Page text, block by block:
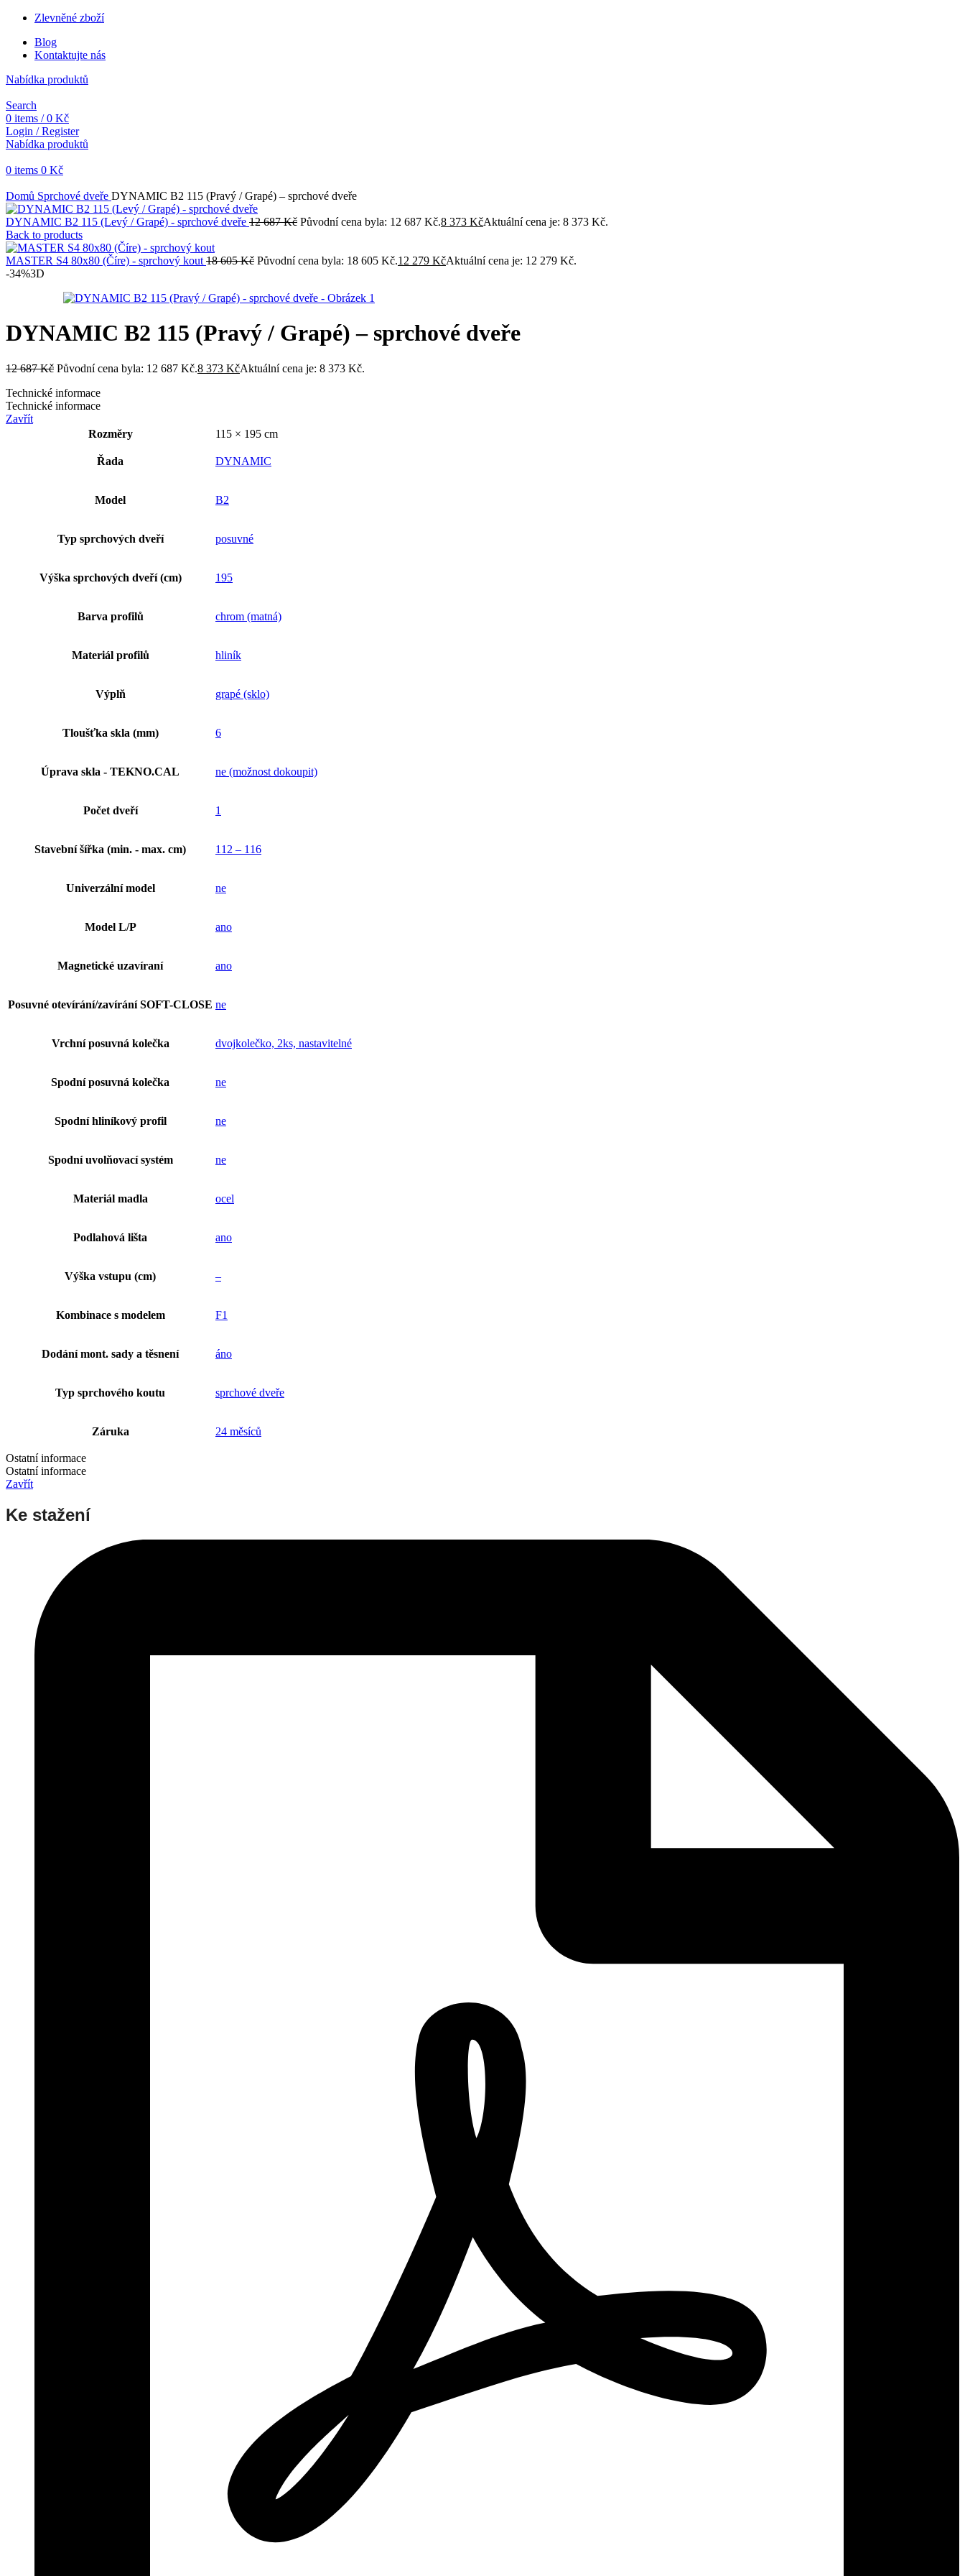
Zlevněné zboží
Blog
Kontaktujte nás
Nabídka produktů
Search
0 items / 0 Kč
Login / Register
Nabídka produktů
0 items 0 Kč
Domů Sprchové dveře DYNAMIC B2 115 (Pravý / Grapé) – sprchové dveře
DYNAMIC B2 115 (Levý / Grapé) - sprchové dveře 12 687Kč Původní cena byla: 12 687 Kč.8 373 KčAktuální cena je: 8 373 Kč.
Back to products
MASTER S4 80x80 (Číre) - sprchový kout 18 605Kč Původní cena byla: 18 605 Kč.12 279 KčAktuální cena je: 12 279 Kč.
-34%3D
DYNAMIC B2 115 (Pravý / Grapé) – sprchové dveře
12 687Kč Původní cena byla: 12 687 Kč.8 373 KčAktuální cena je: 8 373 Kč.
Technické informace
Technické informace
Zavřít
Rozměry
115 × 195 cm
Řada DYNAMIC
Model B2
Typ sprchových dveří posuvné
Výška sprchových dveří (cm) 195
Barva profilů chrom (matná)
Materiál profilů hliník
Výplň grapé (sklo)
Tloušťka skla (mm) 6
Úprava skla - TEKNO.CAL ne (možnost dokoupit)
Počet dveří 1
Stavební šířka (min. - max. cm) 112 – 116
Univerzální model ne
Model L/P ano
Magnetické uzavíraní ano
Posuvné otevírání/zavírání SOFT-CLOSE ne
Vrchní posuvná kolečka dvojkolečko, 2ks, nastavitelné
Spodní posuvná kolečka ne
Spodní hliníkový profil ne
Spodní uvolňovací systém ne
Materiál madla ocel
Podlahová lišta ano
Výška vstupu (cm) –
Kombinace s modelem F1
Dodání mont. sady a těsnení áno
Typ sprchového koutu sprchové dveře
Záruka 24 měsíců
Ostatní informace
Ostatní informace
Zavřít
Ke stažení